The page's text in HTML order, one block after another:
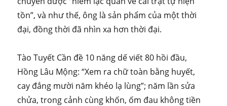
tồn”, và như thế, ông là sản phẩm của một thời
đại, đồng thời đã nhìn xa hơn thời đại.
Tào Tuyết Cần đề 10 năng dế viết 80 hồi đầu,
Hồng Lâu Mộng: “Xem ra chữ toàn bằng huyết,
cay đắng mười năm khéo lạ lùng”; năm lần sửa
chửa, trong cảnh cùng khốn, ốm đau không tiền